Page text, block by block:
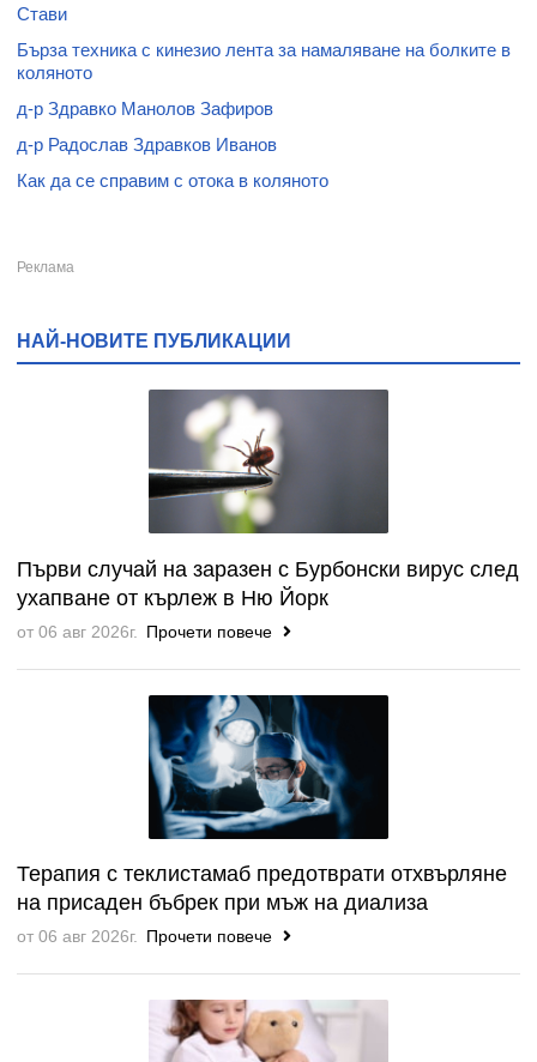
Стави
Бърза техника с кинезио лента за намаляване на болките в
коляното
д-р Здравко Манолов Зафиров
д-р Радослав Здравков Иванов
Как да се справим с отока в коляното
НАЙ-НОВИТЕ ПУБЛИКАЦИИ
Първи случай на заразен с Бурбонски вирус след
ухапване от кърлеж в Ню Йорк
от 06 авг 2026г. Прочети повече
Терапия с теклистамаб предотврати отхвърляне
на присаден бъбрек при мъж на диализа
от 06 авг 2026г. Прочети повече